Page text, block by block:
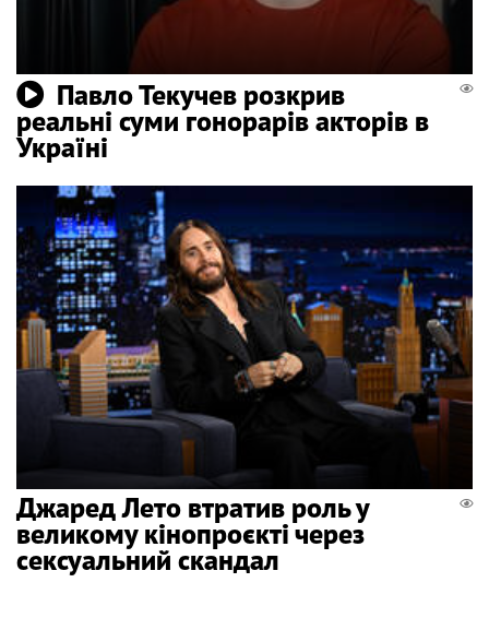
Павло Текучев розкрив
реальні суми гонорарів акторів в
Україні
Джаред Лето втратив роль у
великому кінопроєкті через
сексуальний скандал